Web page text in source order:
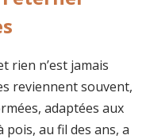
rien n’est jamais
reviennent souvent,
adaptées aux
au fil des ans, a